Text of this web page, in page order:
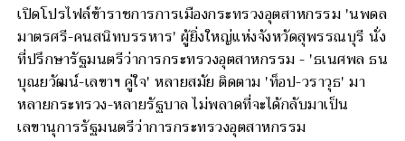
เปิดโปรไฟล์ข้าราชการการเมืองกระทรวงอุตสาหกรรม 'นพดล
มาตรศรี-คนสนิทบรรหาร' ผู้ยิ่งใหญ่แห่งจังหวัดสุพรรณบุรี นั่ง
ที่ปรึกษารัฐมนตรีว่าการกระทรวงอุตสาหกรรม - 'ธเนศพล ธน
บุณยวัฒน์-เลขาฯ คู่ใจ' หลายสมัย ติดตาม 'ท็อป-วราวุธ' มา
หลายกระทรวง-หลายรัฐบาล ไม่พลาดที่จะได้กลับมาเป็น
เลขานุการรัฐมนตรีว่าการกระทรวงอุตสาหกรรม